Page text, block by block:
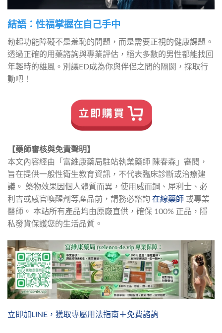
結語：性福掌握在自己手中
勃起功能障礙不是羞恥的問題，而是需要正視的健康課題。
透過正確的用藥諮詢與專業評估，絕大多數的男性都能找回
年輕時的雄風。別讓ED成為你與伴侶之間的隔閡，採取行
動吧！
【藥師審核與免責聲明】
本文內容經由「富維康藥局駐站執業藥師 陳春森」審閱，
旨在提供一般性衛生教育資訊，不代表臨床診斷或治療建
議。 藥物效果因個人體質而異，使用威而鋼、犀利士、必
利吉或感官喚醒劑等產品前，請務必諮詢 在線藥師 或專業
醫師。 本站所有產品均由原廠直供，確保 100% 正品，隱
私發貨保護您的生活品質。
立即加LINE，獲取專屬用法指南＋免費諮詢